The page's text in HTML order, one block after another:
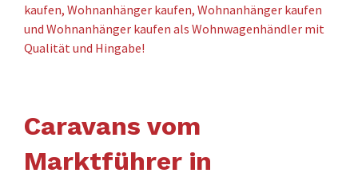
kaufen, Wohnanhänger kaufen, Wohnanhänger kaufen
und Wohnanhänger kaufen als Wohnwagenhändler mit
Qualität und Hingabe!
Caravans vom
Marktführer in